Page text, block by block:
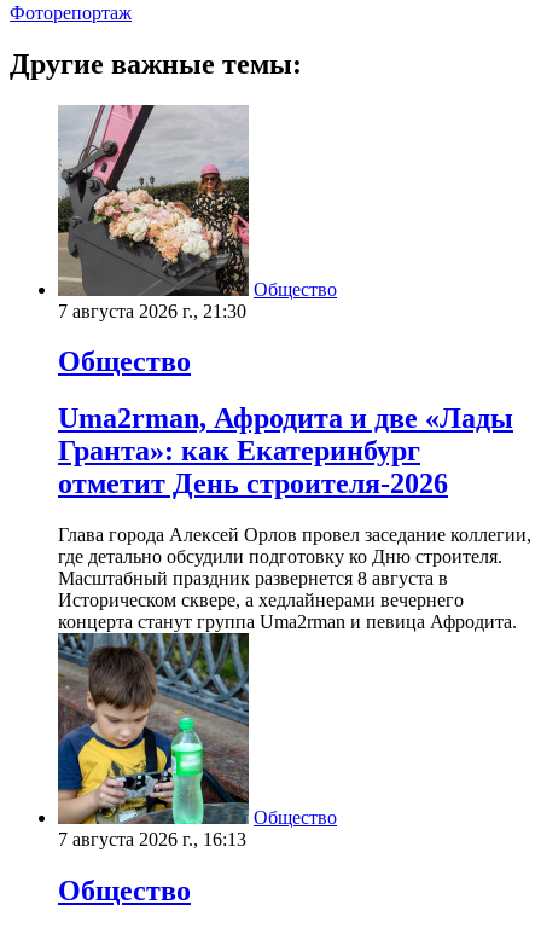
Фоторепортаж
Другие важные темы:
Общество
7 августа 2026 г., 21:30
Общество
Uma2rman, Афродита и две «Лады
Гранта»: как Екатеринбург
отметит День строителя-2026
Глава города Алексей Орлов провел заседание коллегии,
где детально обсудили подготовку ко Дню строителя.
Масштабный праздник развернется 8 августа в
Историческом сквере, а хедлайнерами вечернего
концерта станут группа Uma2rman и певица Афродита.
Общество
7 августа 2026 г., 16:13
Общество